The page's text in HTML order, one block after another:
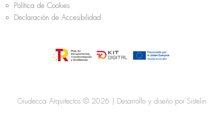
Política de Cookies
Declaración de Accesibilidad
Giudecca Arquitectos © 2026 | Desarrollo y diseño por Sistelin